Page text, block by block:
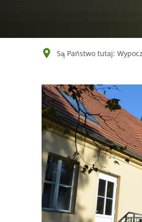
Są Państwo tutaj: